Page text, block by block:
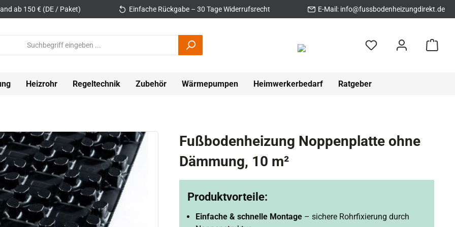
ab 150 € (DE / Paket) Einfache Rückgabe – 30 Tage Widerrufsrecht E-Mail: info@fussbodenheizungdirekt.de
Heizrohr Regeltechnik Zubehör Wärmepumpen Heimwerkerbedarf Ratgeber
Fußbodenheizung Noppenplatte ohne
Dämmung, 10 m²
Produktvorteile:
Einfache & schnelle Montage– sichere Rohrfixierung durch